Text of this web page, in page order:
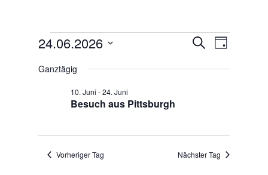
Termine
für
Juni
2026
Termine
Such-
SucheTag
24.06.2026
wählen.
Ganztägig
Besuch aus Pittsburgh
10. Juni -24. Juni
Vorheriger Tag Nächster Tag